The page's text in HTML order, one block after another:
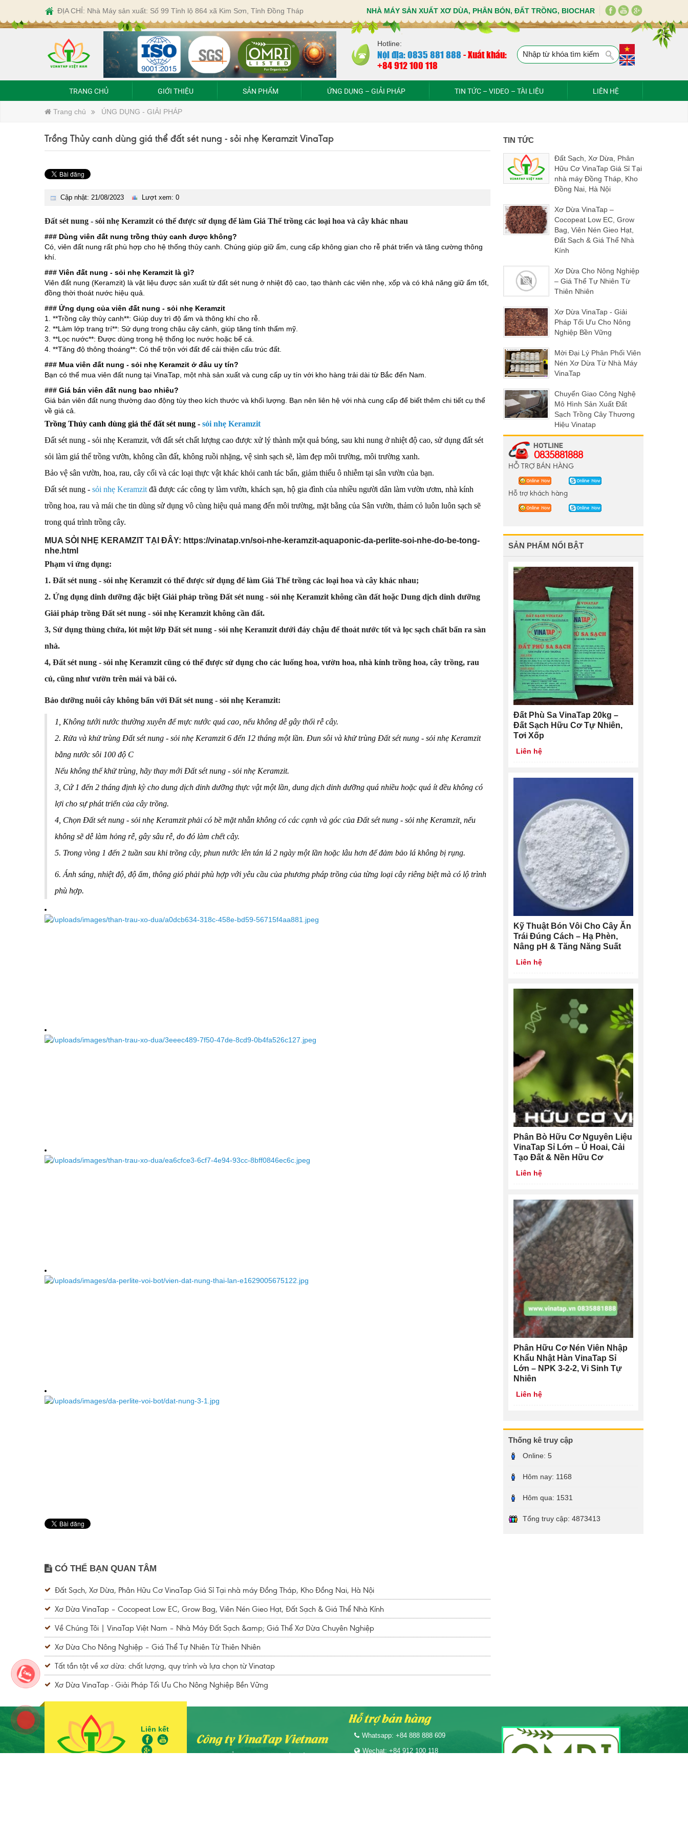
ĐỊA CHỈ: Nhà Máy sản xuất: Số 99 Tỉnh lộ 864 xã Kim Sơn, Tỉnh Đồng Tháp NHÀ MÁY SẢN XUẤT XƠ DÙA, PHÂN BÓN, ĐẤT TRỒNG, BIOCHAR
Hotline:
Nội địa: 0835 881 888 -Xuất khẩu:
+84 912 100 118
TRANG CHỦ GIỚI THIỆU SẢN PHẨM ỨNG DỤNG – GIẢI PHÁP TIN TỨC – VIDEO – TÀI LIỆU LIÊN HỆ
Trang chủ ÚNG DỤNG - GIẢI PHÁP
Trồng Thủy canh dùng giá thể đất sét nung - sỏi nhẹ Keramzit VinaTap
Cập nhật: 21/08/2023 Lượt xem: 0
Đất sét nung - sỏi nhẹ Keramzit có thể được sử dụng để làm Giá Thể trồng các loại hoa và cây khác nhau
### Dùng viên đất nung trồng thủy canh được không?
Có, viên đất nung rất phù hợp cho hệ thống thủy canh. Chúng giúp giữ ẩm, cung cấp không gian cho rễ phát triển và tăng cường thông
khí.
### Viên đất nung - sỏi nhẹ Keramzit là gì?
Viên đất nung (Keramzit) là vật liệu được sản xuất từ đất sét nung ở nhiệt độ cao, tạo thành các viên nhẹ, xốp và có khả năng giữ ẩm tốt,
đồng thời thoát nước hiệu quả.
### Ứng dụng của viên đất nung - sỏi nhẹ Keramzit
1. **Trồng cây thủy canh**: Giúp duy trì độ ẩm và thông khí cho rễ.
2. **Làm lớp trang trí**: Sử dụng trong chậu cây cảnh, giúp tăng tính thẩm mỹ.
3. **Lọc nước**: Được dùng trong hệ thống lọc nước hoặc bể cá.
4. **Tăng độ thông thoáng**: Có thể trộn với đất để cải thiện cấu trúc đất.
### Mua viên đất nung - sỏi nhẹ Keramzit ở đâu uy tín?
Bạn có thể mua viên đất nung tại VinaTap, một nhà sản xuất và cung cấp uy tín với kho hàng trải dài từ Bắc đến Nam.
### Giá bán viên đất nung bao nhiêu?
Giá bán viên đất nung thường dao động tùy theo kích thước và khối lượng. Bạn nên liên hệ với nhà cung cấp để biết thêm chi tiết cụ thể
về giá cả.
Trồng Thủy canh dùng giá thể đất sét nung - sỏi nhẹ Keramzit
Đất sét nung - sỏi nhẹ Keramzit, với đất sét chất lượng cao được xử lý thành một quả bóng, sau khi nung ở nhiệt độ cao, sử dụng đất sét
sỏi làm giá thể trồng vườn, không cần đất, không ruồi nhặng, vệ sinh sạch sẽ, làm đẹp môi trường, môi trường xanh.
Bảo vệ sân vườn, hoa, rau, cây cối và các loại thực vật khác khỏi canh tác bẩn, giảm thiểu ô nhiễm tại sân vườn của bạn.
Đất sét nung - sỏi nhẹ Keramzit đã được các công ty làm vườn, khách sạn, hộ gia đình của nhiều người dân làm vườn ươm, nhà kính
trồng hoa, rau và mái che tin dùng sử dụng vô cùng hiệu quả mang đến môi trường, mặt bằng của Sân vườn, thảm cỏ luôn luôn sạch sẽ
trong quá trình trồng cây.
MUA SỎI NHẸ KERAMZIT TẠI ĐÂY: https://vinatap.vn/soi-nhe-keramzit-aquaponic-da-perlite-soi-nhe-do-be-tong-
nhe.html
Phạm vi ứng dụng:
1. Đất sét nung - sỏi nhẹ Keramzit có thể được sử dụng để làm Giá Thể trồng các loại hoa và cây khác nhau;
2. Ứng dụng dinh dưỡng đặc biệt Giải pháp trồng Đất sét nung - sỏi nhẹ Keramzit không cần đất hoặc Dung dịch dinh dưỡng
Giải pháp trồng Đất sét nung - sỏi nhẹ Keramzit không cần đất.
3, Sử dụng thùng chứa, lót một lớp Đất sét nung - sỏi nhẹ Keramzit dưới đáy chậu để thoát nước tốt và lọc sạch chất bẩn ra sàn
nhà.
4, Đất sét nung - sỏi nhẹ Keramzit cũng có thể được sử dụng cho các luống hoa, vườn hoa, nhà kính trồng hoa, cây trồng, rau
củ, cũng như vườn trên mái và bãi cỏ.
Bảo dưỡng nuôi cây không bẩn với Đất sét nung - sỏi nhẹ Keramzit:
1, Không tưới nước thường xuyên để mực nước quá cao, nếu không dễ gây thối rễ cây.
2. Rửa và khử trùng Đất sét nung - sỏi nhẹ Keramzit 6 đến 12 tháng một lần. Đun sôi và khử trùng Đất sét nung - sỏi nhẹ Keramzit
bằng nước sôi 100 độ C
Nếu không thể khử trùng, hãy thay mới Đất sét nung - sỏi nhẹ Keramzit.
3, Cứ 1 đến 2 tháng định kỳ cho dung dịch dinh dưỡng thực vật một lần, dung dịch dinh dưỡng quá nhiều hoặc quá ít đều không có
lợi cho sự phát triển của cây trồng.
4, Chọn Đất sét nung - sỏi nhẹ Keramzit phải có bề mặt nhẵn không có các cạnh và góc của Đất sét nung - sỏi nhẹ Keramzit, nếu
không sẽ dễ làm hỏng rễ, gây sâu rễ, do đó làm chết cây.
5. Trong vòng 1 đến 2 tuần sau khi trồng cây, phun nước lên tán lá 2 ngày một lần hoặc lâu hơn để đảm bảo lá không bị rụng.
6. Ánh sáng, nhiệt độ, độ ẩm, thông gió phải phù hợp với yêu cầu của phương pháp trồng của từng loại cây riêng biệt mà có lộ trình
phù hợp.
CÓ THỂ BẠN QUAN TÂM
Đất Sạch, Xơ Dừa, Phân Hữu Cơ VinaTap Giá Sỉ Tại nhà máy Đồng Tháp, Kho Đồng Nai, Hà Nội
Xơ Dừa VinaTap – Cocopeat Low EC, Grow Bag, Viên Nén Gieo Hạt, Đất Sạch & Giá Thể Nhà Kính
Về Chúng Tôi | VinaTap Việt Nam – Nhà Máy Đất Sạch &amp; Giá Thể Xơ Dừa Chuyên Nghiệp
Xơ Dừa Cho Nông Nghiệp – Giá Thể Tự Nhiên Từ Thiên Nhiên
Tất tần tật về xơ dừa: chất lượng, quy trình và lựa chọn từ Vinatap
Xơ Dừa VinaTap - Giải Pháp Tối Ưu Cho Nông Nghiệp Bền Vững
TIN TỨC
Đất Sạch, Xơ Dừa, Phân
Hữu Cơ VinaTap Giá Sỉ Tại
nhà máy Đồng Tháp, Kho
Đồng Nai, Hà Nội
Xơ Dừa VinaTap –
Cocopeat Low EC, Grow
Bag, Viên Nén Gieo Hạt,
Đất Sạch & Giá Thể Nhà
Kính
Xơ Dừa Cho Nông Nghiệp
– Giá Thể Tự Nhiên Từ
Thiên Nhiên
Xơ Dừa VinaTap - Giải
Pháp Tối Ưu Cho Nông
Nghiệp Bền Vững
Mời Đại Lý Phân Phối Viên
Nén Xơ Dừa Từ Nhà Máy
VinaTap
Chuyển Giao Công Nghệ
Mô Hình Sản Xuất Đất
Sạch Trồng Cây Thương
Hiệu Vinatap
0835881888
HỖ TRỢ BÁN HÀNG
Hỗ trợ khách hàng
SẢN PHẨM NỔI BẬT
Đất Phù Sa VinaTap 20kg –
Đất Sạch Hữu Cơ Tự Nhiên,
Tơi Xốp
Liên hệ
Kỹ Thuật Bón Vôi Cho Cây Ăn
Trái Đúng Cách – Hạ Phèn,
Nâng pH & Tăng Năng Suất
Liên hệ
Phân Bò Hữu Cơ Nguyên Liệu
VinaTap Sỉ Lớn – Ủ Hoai, Cải
Tạo Đất & Nền Hữu Cơ
Liên hệ
Phân Hữu Cơ Nén Viên Nhập
Khẩu Nhật Hàn VinaTap Sỉ
Lớn – NPK 3-2-2, Vi Sinh Tự
Nhiên
Liên hệ
Thống kê truy cập
Online:5
Hôm nay: 1168
Hôm qua: 1531
Tổng truy cập:4873413
Liên kết
Công ty VinaTap Vietnam
ĐỊA CHỈ: Nhà Máy sản xuất: Số 99 Tỉnh lộ
Hỗ trợ bán hàng
Whatsapp: +84 888 888 609
Wechat: +84 912 100 118